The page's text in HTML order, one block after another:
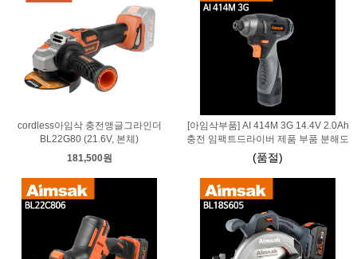
cordless아임삭 충전앵글그라인더
BL22G80 (21.6V, 본체)
181,500원
[아임삭부품] AI 414M 3G 14.4V 2.0Ah
충전 임팩트드라이버 제품 부품 분해도
(품절)